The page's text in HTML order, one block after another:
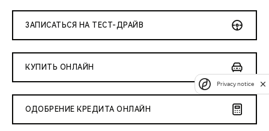
ЗАПИСАТЬСЯ НА ТЕСТ-ДРАЙВ
КУПИТЬ ОНЛАЙН
ОДОБРЕНИЕ КРЕДИТА ОНЛАЙН
Privacy notice